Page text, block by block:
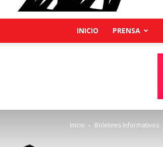
INICIO PRENSA
Inicio Boletines Informativos